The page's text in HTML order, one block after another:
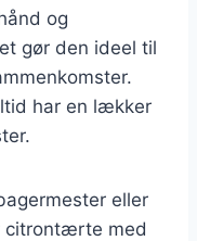
og
gør den ideel til
har en lækker
eller
citrontærte med